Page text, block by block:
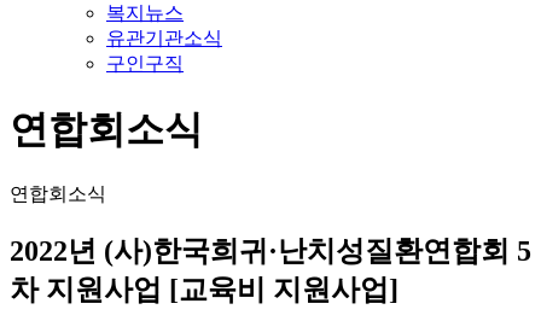
복지뉴스
유관기관소식
구인구직
연합회소식
연합회소식
2022년 (사)한국희귀·난치성질환연합회 5
차 지원사업 [교육비 지원사업]